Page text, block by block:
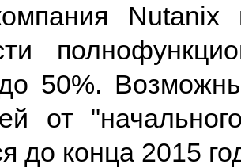
Nutanix
50%.
от
до конца 2015